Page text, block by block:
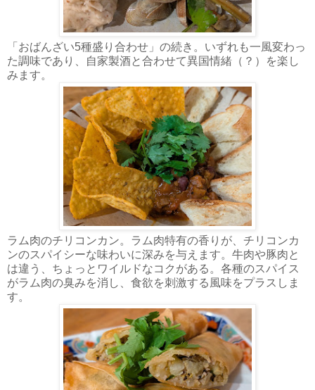
「おばんざい5種盛り合わせ」の続き。いずれも一風変わっ
た調味であり、自家製酒と合わせて異国情緒（？）を楽し
みます。
ラム肉のチリコンカン。ラム肉特有の香りが、チリコンカ
ンのスパイシーな味わいに深みを与えます。牛肉や豚肉と
は違う、ちょっとワイルドなコクがある。各種のスパイス
がラム肉の臭みを消し、食欲を刺激する風味をプラスしま
す。